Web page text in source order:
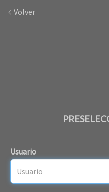
Volver
Usuario